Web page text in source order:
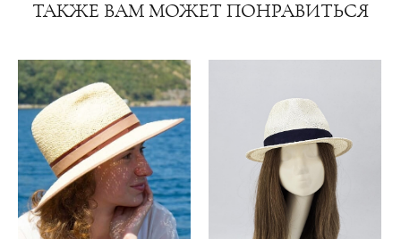
ТАКЖЕ ВАМ МОЖЕТ ПОНРАВИТЬСЯ